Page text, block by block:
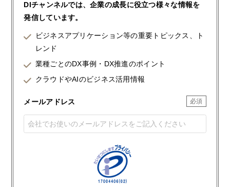
DIチャンネルでは、企業の成長に役立つ様々な情報を
発信しています。
ビジネスアプリケーション等の重要トピックス、ト
レンド
業種ごとのDX事例・DX推進のポイント
クラウドやAIのビジネス活用情報
メールアドレス